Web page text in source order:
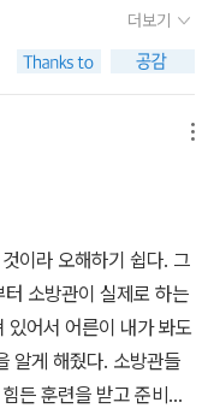
위험에 처한 사람들을 위
방서 등 '소방'에 대한
말 세상에서 가장 큰 영웅
조 과정에서 오는 후유
일어날지 모를 재난에
직이는 소방관들을 위해
히 생각해봤어요.화재
일한 의식과 행동으로도
연대의식을 갖고 행동,
직 전환이 이루어진 것
줄기를 쏘는 증기 펌프
요.뭐니 뭐니 해도 안
일이 엄청 많아요위
단히 응급 처치
를 정비하는 곳이에요
하지요따르릉따르릉 화
과 안내 방송이 울려 퍼
실물사진이 함께 있
이 없던 과거의 화재 진
들이 나온다.상황에 따
는 여러 소방차와 도구
더보기
이라 오해하기 쉽다. 그
소방관이 실제로 하는
있어서 어른이 내가 봐도
알게 해줬다. 소방관들
든 훈련을 받고 준비하